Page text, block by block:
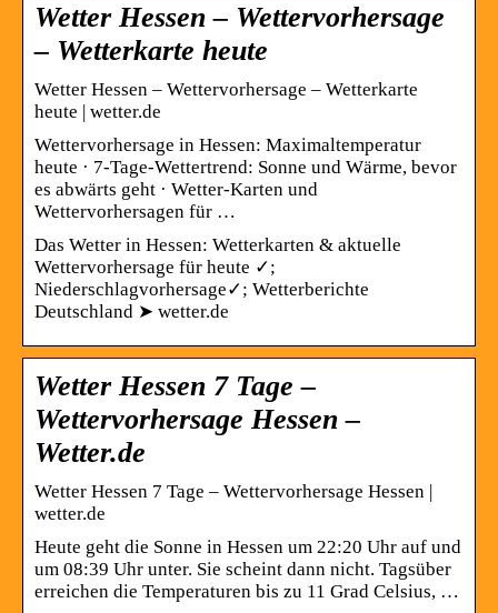
Wetter Hessen – Wettervorhersage
– Wetterkarte heute
Wetter Hessen – Wettervorhersage – Wetterkarte
heute | wetter.de
Wettervorhersage in Hessen: Maximaltemperatur
heute · 7-Tage-Wettertrend: Sonne und Wärme, bevor
es abwärts geht · Wetter-Karten und
Wettervorhersagen für …
Das Wetter in Hessen: Wetterkarten & aktuelle
Wettervorhersage für heute ✓;
Niederschlagvorhersage✓; Wetterberichte
Deutschland ➤ wetter.de
Wetter Hessen 7 Tage –
Wettervorhersage Hessen –
Wetter.de
Wetter Hessen 7 Tage – Wettervorhersage Hessen |
wetter.de
Heute geht die Sonne in Hessen um 22:20 Uhr auf und
um 08:39 Uhr unter. Sie scheint dann nicht. Tagsüber
erreichen die Temperaturen bis zu 11 Grad Celsius, …